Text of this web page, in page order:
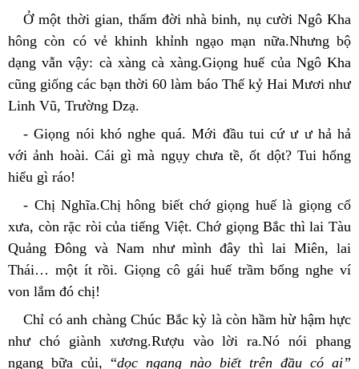
Ở một thời gian, thấm đời nhà binh, nụ cười Ngô Kha
hông còn có vẻ khinh khỉnh ngạo mạn nữa.Nhưng bộ
dạng vẫn vậy: cà xàng cà xàng.Giọng huế của Ngô Kha
cũng giống các bạn thời 60 làm báo Thế kỷ Hai Mươi như
Linh Vũ, Trường Dzạ.
- Giọng nói khó nghe quá. Mới đầu tui cứ ư ư hả hả
với ảnh hoài. Cái gì mà ngụy chưa tề, ốt dột? Tui hổng
hiểu gì ráo!
- Chị Nghĩa.Chị hông biết chớ giọng huế là giọng cổ
xưa, còn rặc ròi của tiếng Việt. Chớ giọng Bắc thì lai Tàu
Quảng Đông và Nam như mình đây thì lai Miên, lai
Thái… một ít rồi. Giọng cô gái huế trầm bổng nghe ví
von lắm đó chị!
Chỉ có anh chàng Chúc Bắc kỳ là còn hầm hừ hậm hực
như chó giành xương.Rượu vào lời ra.Nó nói phang
ngang bữa củi, “dọc ngang nào biết trên đầu có ai”